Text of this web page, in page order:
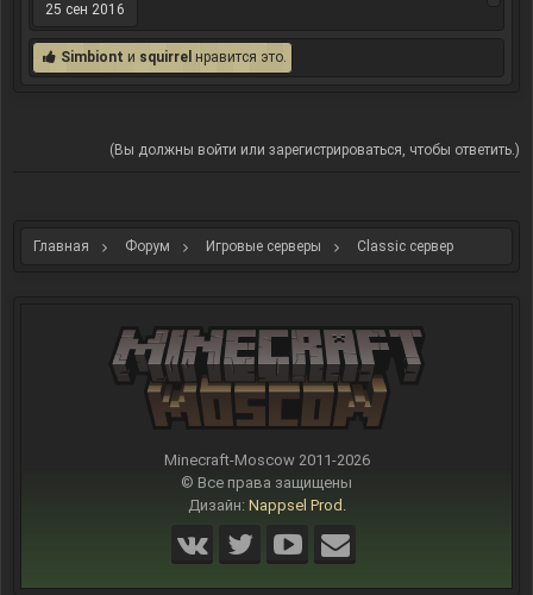
25 сен 2016
Simbiont и squirrel нравится это.
(Вы должны войти или зарегистрироваться, чтобы ответить.)
Главная Форум Игровые серверы Classic сервер
Minecraft-Moscow 2011-2026
© Все права защищены
Дизайн: Nappsel Prod.